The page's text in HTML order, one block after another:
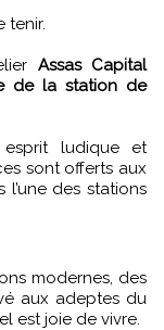
tenir.
Assas Capital
de la station de
ludique et
sont offerts aux
l’une des stations
aux adeptes du
est joie de vivre.